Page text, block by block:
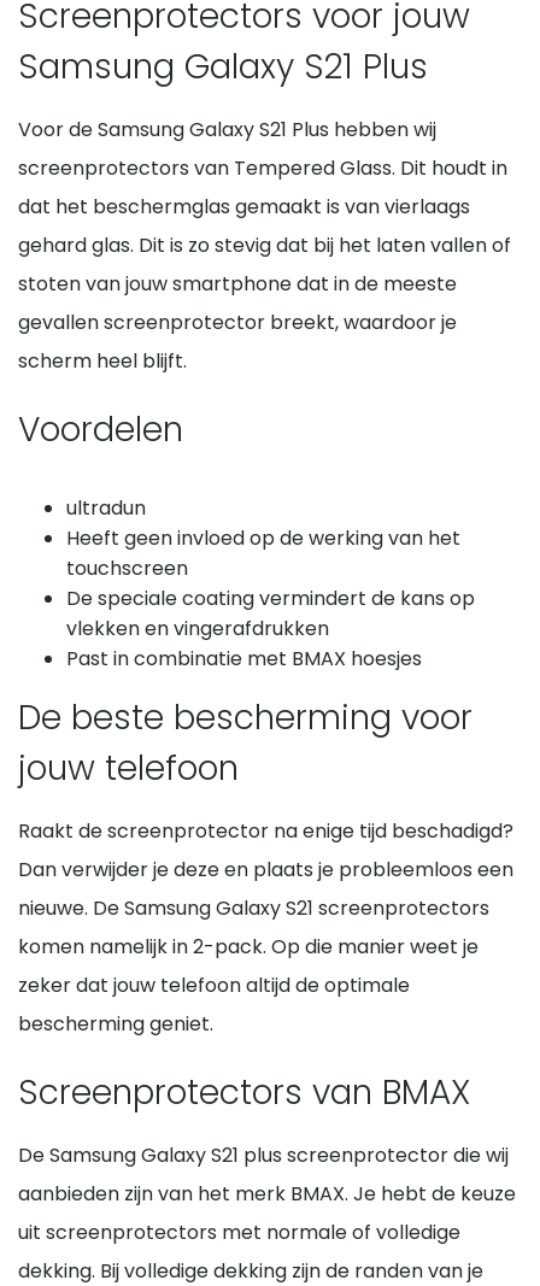
Screenprotectors voor jouw
Samsung Galaxy S21 Plus
Voor de Samsung Galaxy S21 Plus hebben wij
screenprotectors van Tempered Glass. Dit houdt in
dat het beschermglas gemaakt is van vierlaags
gehard glas. Dit is zo stevig dat bij het laten vallen of
stoten van jouw smartphone dat in de meeste
gevallen screenprotector breekt, waardoor je
scherm heel blijft.
Voordelen
ultradun
Heeft geen invloed op de werking van het
touchscreen
De speciale coating vermindert de kans op
vlekken en vingerafdrukken
Past in combinatie met BMAX hoesjes
De beste bescherming voor
jouw telefoon
Raakt de screenprotector na enige tijd beschadigd?
Dan verwijder je deze en plaats je probleemloos een
nieuwe. De Samsung Galaxy S21 screenprotectors
komen namelijk in 2-pack. Op die manier weet je
zeker dat jouw telefoon altijd de optimale
bescherming geniet.
Screenprotectors van BMAX
De Samsung Galaxy S21 plus screenprotector die wij
aanbieden zijn van het merk BMAX. Je hebt de keuze
uit screenprotectors met normale of volledige
dekking. Bij volledige dekking zijn de randen van je